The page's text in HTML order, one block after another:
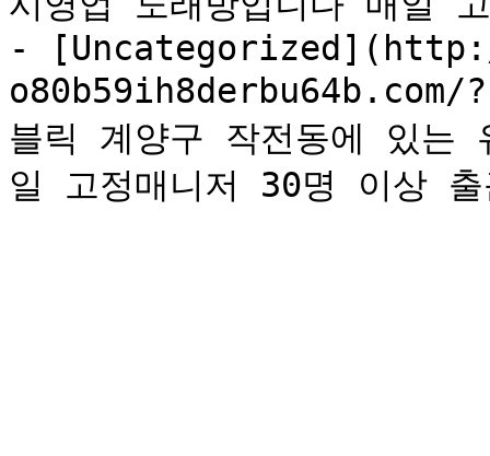
-
o80b59ih8derbu64b.com/
블릭 계양구 작전동에 있는
일 고정매니저 30명 이상 출